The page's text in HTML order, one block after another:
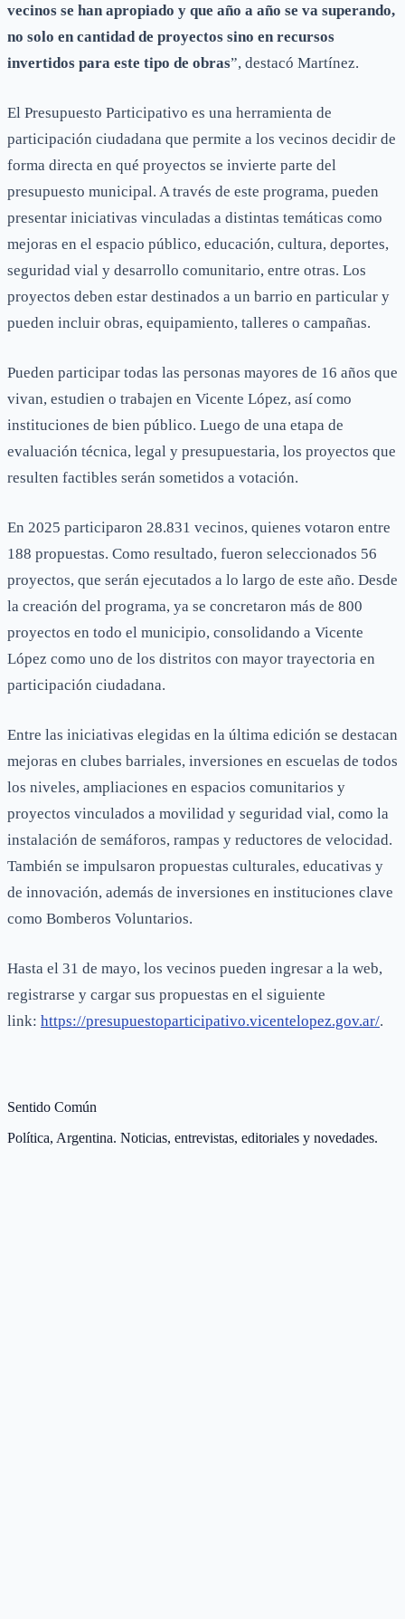
vecinos se han apropiado y que año a año se va superando,
no solo en cantidad de proyectos sino en recursos
invertidos para este tipo de obras”, destacó Martínez.
El Presupuesto Participativo es una herramienta de
participación ciudadana que permite a los vecinos decidir de
forma directa en qué proyectos se invierte parte del
presupuesto municipal. A través de este programa, pueden
presentar iniciativas vinculadas a distintas temáticas como
mejoras en el espacio público, educación, cultura, deportes,
seguridad vial y desarrollo comunitario, entre otras. Los
proyectos deben estar destinados a un barrio en particular y
pueden incluir obras, equipamiento, talleres o campañas.
Pueden participar todas las personas mayores de 16 años que
vivan, estudien o trabajen en Vicente López, así como
instituciones de bien público. Luego de una etapa de
evaluación técnica, legal y presupuestaria, los proyectos que
resulten factibles serán sometidos a votación.
En 2025 participaron 28.831 vecinos, quienes votaron entre
188 propuestas. Como resultado, fueron seleccionados 56
proyectos, que serán ejecutados a lo largo de este año. Desde
la creación del programa, ya se concretaron más de 800
proyectos en todo el municipio, consolidando a Vicente
López como uno de los distritos con mayor trayectoria en
participación ciudadana.
Entre las iniciativas elegidas en la última edición se destacan
mejoras en clubes barriales, inversiones en escuelas de todos
los niveles, ampliaciones en espacios comunitarios y
proyectos vinculados a movilidad y seguridad vial, como la
instalación de semáforos, rampas y reductores de velocidad.
También se impulsaron propuestas culturales, educativas y
de innovación, además de inversiones en instituciones clave
como Bomberos Voluntarios.
Hasta el 31 de mayo, los vecinos pueden ingresar a la web,
registrarse y cargar sus propuestas en el siguiente
link: https://presupuestoparticipativo.vicentelopez.gov.ar/.
Sentido Común
Política, Argentina. Noticias, entrevistas, editoriales y novedades.